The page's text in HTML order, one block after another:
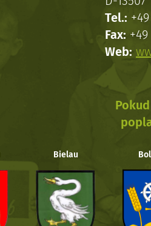
Tel.:
Fax:
Web:
Bielau